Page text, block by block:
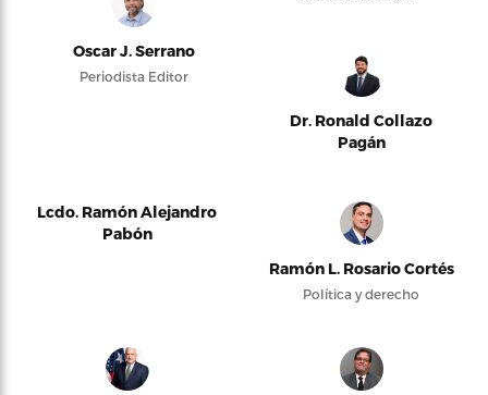
Oscar J. Serrano
Periodista Editor
Dr. Ronald Collazo
Pagán
Lcdo. Ramón Alejandro
Pabón
Ramón L. Rosario Cortés
Política y derecho